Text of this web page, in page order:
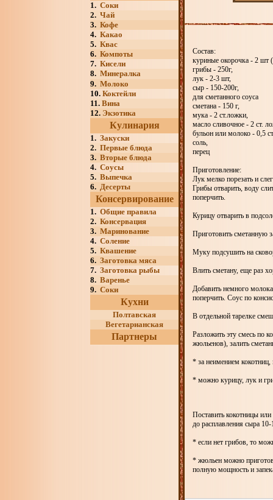
1. Соки
2. Чай
3. Кофе
4. Какао
5. Квас
6. Компоты
7. Кисели
8. Минералка
9. Молоко
10. Коктейли
11. Вина
12. Экзотика
Кулинария
1. Закуски
2. Первые блюда
3. Вторые блюда
4. Соусы
5. Выпечка
6. Десерты
Консервирование
1. Общие правила
2. Консервация
3. Маринование
4. Соление
5. Квашение
6. Заготовка мяса
7. Заготовка рыбы
8. Варенье
9. Соки
Кухни
Полтавская
Вегетарианская
Партнеры
Состав:
куриные окорочка - 2 шт
грибы - 250г,
лук - 2-3 шт,
сыр - 150-200г,
для сметанного соуса
сметана - 150 г,
мука - 2 ст.ложки,
масло сливочное - 2 ст.
бульон или молоко - 0,5
соль,
перец
Приготовление:
Лук мелко порезать и
Грибы отварить, воду
поперчить.
Курицу отварить в
Приготовить сметанную
Муку подсушить на
Влить сметану, еще раз
Добавить немного
поперчить. Соус по
В отдельной тарелке
Разложить эту смесь по
жюльенов), залить
* за неимением
* можно курицу, лук и
Поставить кокотницы
до расплавления сыра
* если нет грибов, то
* жюльен можно
полную мощность и